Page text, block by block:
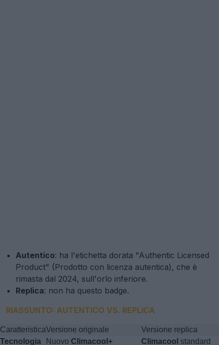
Autentico: ha l'etichetta dorata "Authentic Licensed
Product" (Prodotto con licenza autentica), che è
rimasta dal 2024, sull'orlo inferiore.
Replica: non ha questo badge.
RIASSUNTO: AUTENTICO VS. REPLICA
CaratteristicaVersione originale
Versione replica
Tecnologia
Nuovo Climacool+ Climacool standard